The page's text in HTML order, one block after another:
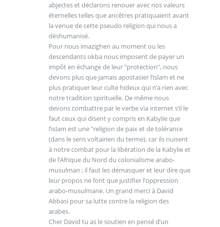
abjectes et déclarons renouer avec nos valeurs
éternelles telles que ancêtres pratiquaient avant
la venue de cette pseudo religion qui nous a
déshumanisé.
Pour nous imazighen au moment ou les
descendants okba nous imposent de payer un
impôt en échange de leur "protection", nous
devons plus que jamais apostasier l’islam et ne
plus pratiquer leur culte hideux qui n’a rien avec
notre tradition spirituelle. De même nous
devons combattre par le verbe via internet s’il le
faut ceux qui disent y compris en Kabylie que
l’islam est une "religion de paix et de tolérance
(dans le sens voltairien du terme), car ils nuisent
à notre combat pour la libération de la Kabylie et
de l’Afrique du Nord du colonialisme arabo-
musulman ; il faut les démasquer et leur dire que
leur propos ne font que justifier l’oppression
arabo-musulmane. Un grand merci à David
Abbasi pour sa lutte contre la religion des
arabes.
Cher David tu as le soutien en pensé d’un